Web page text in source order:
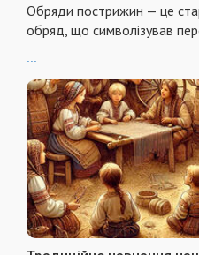
Обряди пострижин — це
обряд, що символізував